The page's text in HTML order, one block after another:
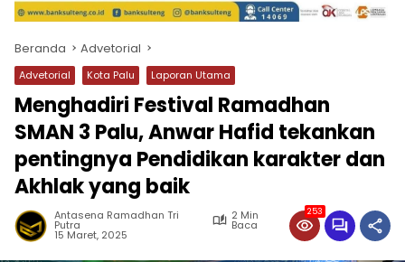
Beranda Advetorial
Advetorial Kota Palu Laporan Utama
Menghadiri Festival Ramadhan
SMAN 3 Palu, Anwar Hafid tekankan
pentingnya Pendidikan karakter dan
Akhlak yang baik
Antasena Ramadhan Tri
Putra
2 Min
Baca
15 Maret, 2025
253